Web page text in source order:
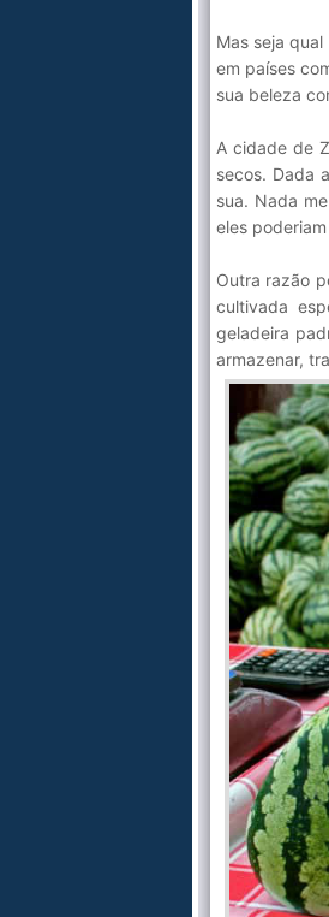
Mas seja
em países
sua beleza
A cidade de
secos. Dada
sua. Nada
eles
Outra razão
cultivada
geladeira
armazenar,